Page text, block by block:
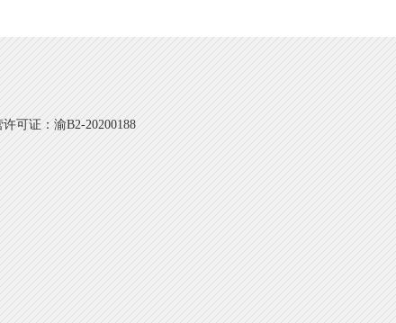
可证：渝B2-20200188